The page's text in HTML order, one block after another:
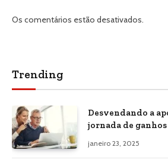
Os comentários estão desativados.
Trending
Desvendando a
jornada de ganhos
janeiro 23, 2025